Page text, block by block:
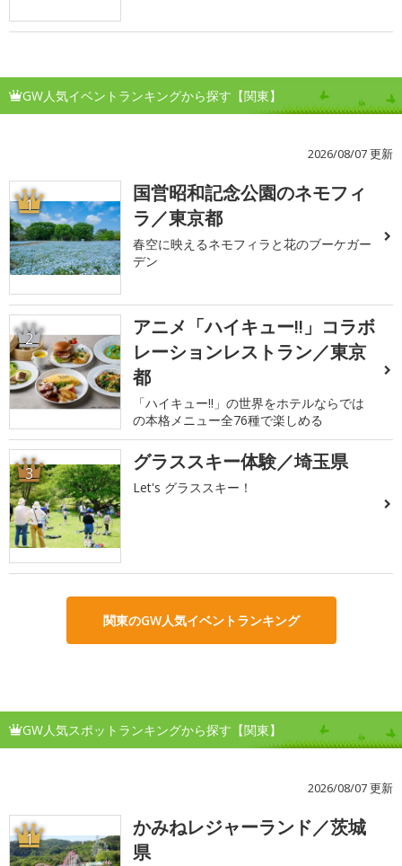
GW人気イベントランキングから探す【関東】
2026/08/07 更新
1
国営昭和記念公園のネモフィ
ラ／東京都
春空に映えるネモフィラと花のブーケガー
デン
2
アニメ「ハイキュー!!」コラボ
レーションレストラン／東京
都
「ハイキュー!!」の世界をホテルならでは
の本格メニュー全76種で楽しめる
3 グラススキー体験／埼玉県
Let's グラススキー！
関東のGW人気イベントランキング
GW人気スポットランキングから探す【関東】
2026/08/07 更新
1
かみねレジャーランド／茨城
県